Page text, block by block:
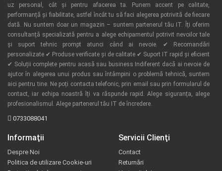
uz personal, cât și pentru afacerea ta. Punem accent pe calitate,
performanță și fiabilitate, astfel încât tu să faci alegerea potrivită de fiecare
dată. Nu suntem doar un magazin – suntem partenerul tău IT. Îți oferim
consultanță specializată pentru a alege echipamentul potrivit nevoilor tale
și suport tehnic prompt atunci când ai nevoie. ✔ Recomandări
personalizate ✔ Produse verificate și de calitate ✔ Suport IT rapid și eficient
✔ Soluții complete pentru acasă sau business Indiferent dacă ai nevoie de
ajutor în alegerea unui produs sau întâmpini o problemă tehnică, suntem
aici pentru tine. Ne poți contacta telefonic, prin email sau prin formularul de
contact, iar echipa noastră îți va răspunde rapid. Alege siguranța, alege
profesionalismul. Alege partenerul tău IT de încredere.
0733088041
Informaţii
Despre Noi
Politica de utilizare Cookie-uri
Servicii Clienţi
Contact
Returnări